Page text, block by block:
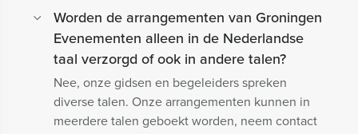
Worden de arrangementen van Groningen
Evenementen alleen in de Nederlandse
taal verzorgd of ook in andere talen?
Nee, onze gidsen en begeleiders spreken
diverse talen. Onze arrangementen kunnen in
meerdere talen geboekt worden, neem contact